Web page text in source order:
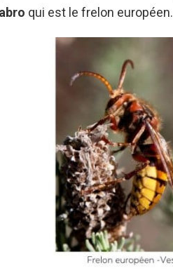
qui est le frelon européen.